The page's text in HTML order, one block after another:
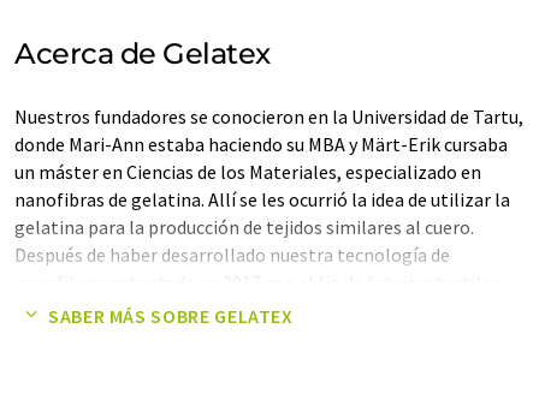
Acerca de Gelatex
Nuestros fundadores se conocieron en la Universidad de Tartu,
donde Mari-Ann estaba haciendo su MBA y Märt-Erik cursaba
un máster en Ciencias de los Materiales, especializado en
nanofibras de gelatina. Allí se les ocurrió la idea de utilizar la
gelatina para la producción de tejidos similares al cuero.
Después de haber desarrollado nuestra tecnología de
similares al cuero, en 2020 nos dimos cuenta de que la misma
SABER MÁS SOBRE GELATEX